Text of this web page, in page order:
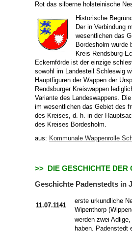
Rot das silberne holsteinische
Historische
Der in Verbindung
wesentlichen das
Bordesholm wurde
Kreis Rendsburg-
Eckernförde ist der einzige
sowohl im Landesteil Schleswig
Hauptfiguren der Wappen der
Rendsburger Kreiswappen
Variante des Landeswappens.
im wesentlichen das Gebiet des
des Kreises, d. h. in der
des Kreises Bordesholm.
aus: Kommunale Wappenrolle
>> DIE GESCHICHTE DER
Geschichte Padenstedts in
11.07.1141
erste urkundliche
Wipenthorp
werden zwei
haben. Padenstedt